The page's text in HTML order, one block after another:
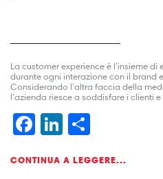
La customer experience è l’insieme
durante ogni interazione con il brand
Considerando l’altra faccia della
l’azienda riesce a soddisfare i clienti
Facebook
LinkedIn
CONTINUA A LEGGERE...